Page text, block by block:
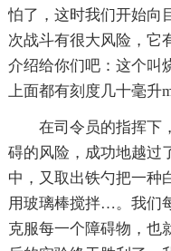
怕了，这时我们开始向
次战斗有很大风险，它
介绍给你们吧：这个叫
上面都有刻度几十毫升
在司令员的指挥下
碍的风险，成功地越过
中，又取出铁勺把一种
用玻璃棒搅拌…。我们
克服每一个障碍物，也